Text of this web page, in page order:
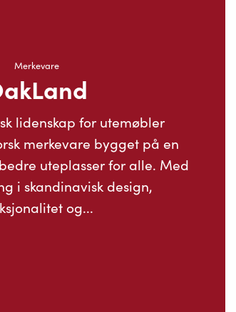
Merkevare
lidenskap for utemøbler
merkevare bygget på en
uteplasser for alle. Med
i skandinavisk design,
og...